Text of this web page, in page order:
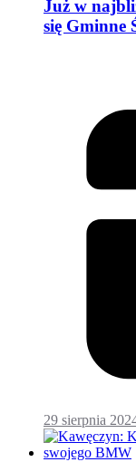
Już w
się Gminne
29 sierpnia